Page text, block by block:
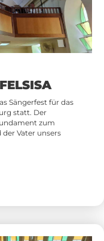
Sängerfest für das
statt. Der
zum
Vater unsers